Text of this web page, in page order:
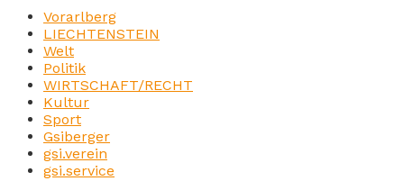
Vorarlberg
LIECHTENSTEIN
Welt
Politik
WIRTSCHAFT/RECHT
Kultur
Sport
Gsiberger
gsi.verein
gsi.service